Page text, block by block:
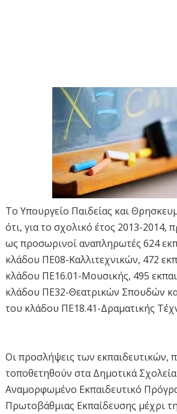
Το Υπουργείο Παιδείας και
ότι, για το σχολικό έτος 2013-2014,
ως προσωρινοί αναπληρωτές 624
κλάδου ΠΕ08-Καλλιτεχνικών, 472
κλάδου ΠΕ16.01-Μουσικής, 495
κλάδου ΠΕ32-Θεατρικών Σπουδών
του κλάδου ΠΕ18.41-Δραματικής
Οι προσλήψεις των εκπαιδευτικών,
τοποθετηθούν στα Δημοτικά Σχολεία
Αναμορφωμένο Εκπαιδευτικό
Πρωτοβάθμιας Εκπαίδευσης μέχρι